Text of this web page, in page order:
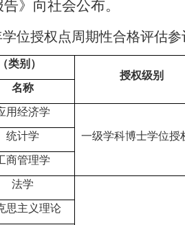
告》 向社会公布。
学位授权点周期性合格评估
类别）
授权级别
名称
用经济学
一级学科博士学位授
统计学
商管理学
法学
思主义理论